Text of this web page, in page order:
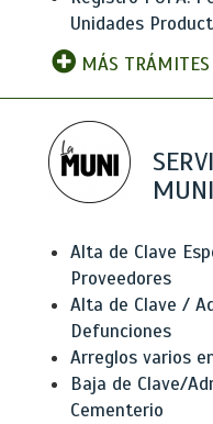
Unidades
MÁS TRÁMITES
Alta de Clave
Proveedores
Alta de Clave /
Defunciones
Arreglos varios
Baja de Clave/
Cementerio